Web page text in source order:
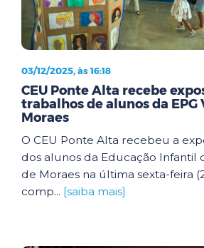
03/12/2025, às 16:18
CEU Ponte Alta recebe
trabalhos de alunos da EPG
Moraes
O CEU Ponte Alta recebeu a
dos alunos da Educação Infantil
de Moraes na última sexta-feira
comp... [saiba mais]